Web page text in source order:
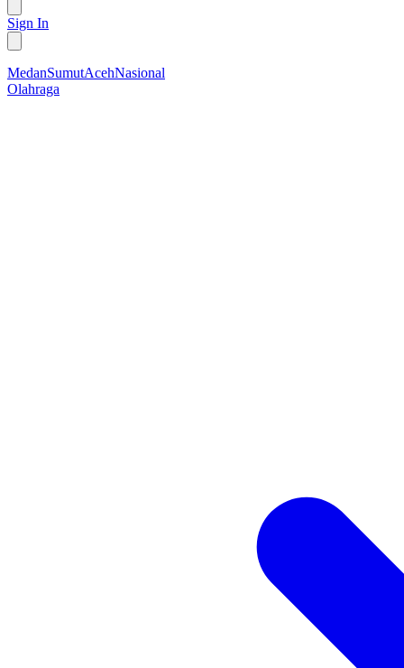
Sign In
MedanSumutAcehNasional
Olahraga